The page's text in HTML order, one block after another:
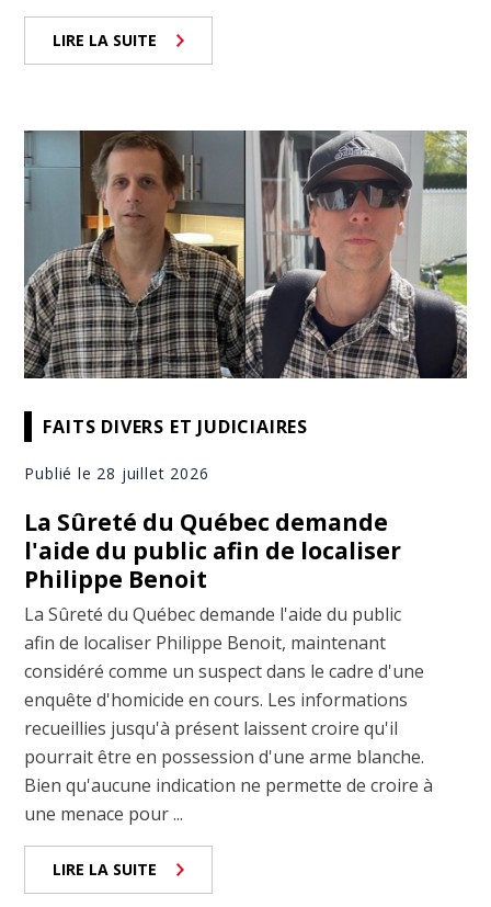
LIRE LA SUITE
FAITS DIVERS ET JUDICIAIRES
Publié le 28 juillet 2026
La Sûreté du Québec demande
l'aide du public afin de localiser
Philippe Benoit
La Sûreté du Québec demande l'aide du public
afin de localiser Philippe Benoit, maintenant
considéré comme un suspect dans le cadre d'une
enquête d'homicide en cours. Les informations
recueillies jusqu'à présent laissent croire qu'il
pourrait être en possession d'une arme blanche.
Bien qu'aucune indication ne permette de croire à
une menace pour ...
LIRE LA SUITE